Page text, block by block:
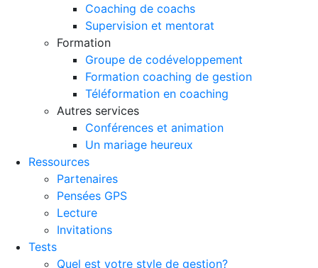
Coaching de coachs
Supervision et mentorat
Formation
Groupe de codéveloppement
Formation coaching de gestion
Téléformation en coaching
Autres services
Conférences et animation
Un mariage heureux
Ressources
Partenaires
Pensées GPS
Lecture
Invitations
Tests
Quel est votre style de gestion?